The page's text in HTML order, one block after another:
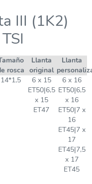
III (1K2)
rosca
Llanta
original
Llanta
14*1,5
6 x 15
ET50|6,5
x 15
ET47
6 x 16
ET50|6,5
x 16
ET50|7 x
16
ET45|7 x
17
ET45|7,5
x 17
ET45